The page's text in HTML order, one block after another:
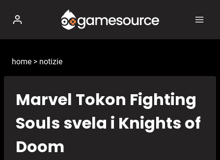
contenuto
home > notizie
Marvel Tokon Fighting
Souls svela i Knights of
Doom